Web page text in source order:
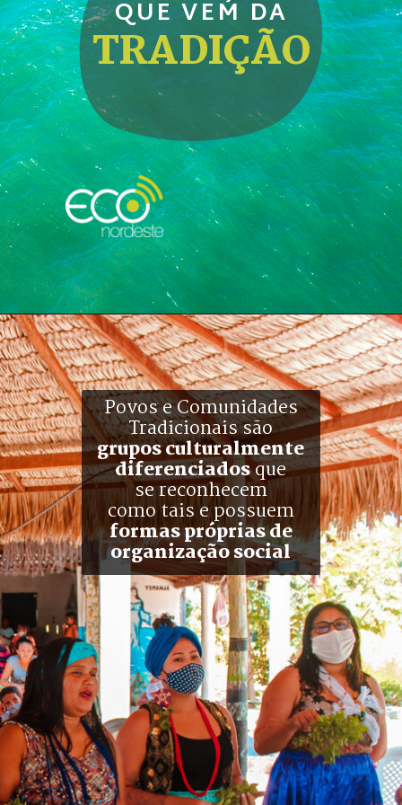
QUE VEM DA
TRADIÇÃO
Povos e Comunidades
Tradicionais são
grupos culturalmente
diferenciados que
se reconhecem
como tais e possuem
formas próprias de
organização social